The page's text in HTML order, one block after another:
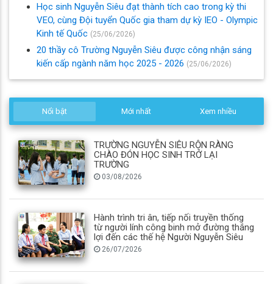
Học sinh Nguyễn Siêu đạt thành tích cao trong kỳ thi
VEO, cùng Đội tuyển Quốc gia tham dự kỳ IEO - Olympic
Kinh tế Quốc (25/06/2026)
20 thầy cô Trường Nguyễn Siêu được công nhận sáng
kiến cấp ngành năm học 2025 - 2026 (25/06/2026)
Nổi bật Mới nhất Xem nhiều
TRƯỜNG NGUYỄN SIÊU RỘN RÀNG
CHÀO ĐÓN HỌC SINH TRỞ LẠI
TRƯỜNG
03/08/2026
Hành trình tri ân, tiếp nối truyền thống
từ người lính công binh mở đường thắng
lợi đến các thế hệ Người Nguyễn Siêu
26/07/2026